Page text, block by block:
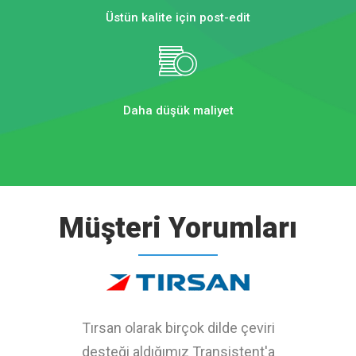
Üstün kalite için post-edit
Daha düşük maliyet
Müşteri Yorumları
Çeviri ihtiyaçlarımız için 2015 yılından
IKEA Türkiye olarak, Transistent ile
Global şirketimiz için Transistent’ın
uluslararası ofislerinden çeviri
Sizlerden her zaman hızlı geri dönüş
Tırsan olarak birçok dilde çeviri
desteği aldığımız Transistent'a